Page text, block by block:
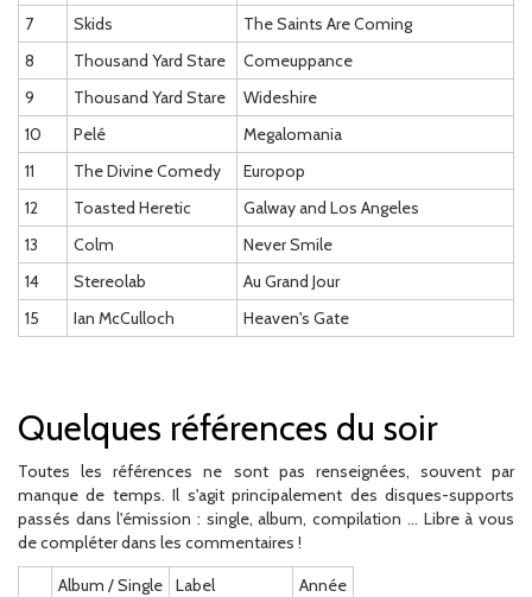
7
Skids
The Saints Are Coming
8
Thousand Yard Stare
Comeuppance
9
Thousand Yard Stare
Wideshire
10
Pelé
Megalomania
11
The Divine Comedy
Europop
12
Toasted Heretic
Galway and Los Angeles
13
Colm
Never Smile
14
Stereolab
Au Grand Jour
15
Ian McCulloch Heaven's Gate
Quelques références du soir
Toutes les références ne sont pas renseignées, souvent par
manque de temps. Il s'agit principalement des disques-supports
passés dans l'émission : single, album, compilation ... Libre à vous
de compléter dans les commentaires !
Album / Single
Label
Année